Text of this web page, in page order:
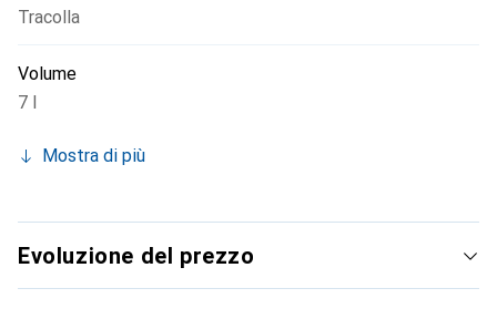
Tracolla
Volume
7 l
Mostra di più
Evoluzione del prezzo